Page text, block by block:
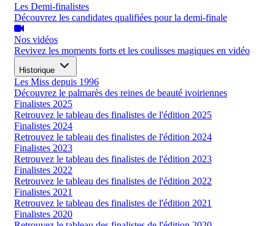
Les Demi-finalistes
Découvrez les candidates qualifiées pour la demi-finale
Nos vidéos
Revivez les moments forts et les coulisses magiques en vidéo
Historique
Les Miss depuis 1996
Découvrez le palmarès des reines de beauté ivoiriennes
Finalistes 2025
Retrouvez le tableau des finalistes de l'édition 2025
Finalistes 2024
Retrouvez le tableau des finalistes de l'édition 2024
Finalistes 2023
Retrouvez le tableau des finalistes de l'édition 2023
Finalistes 2022
Retrouvez le tableau des finalistes de l'édition 2022
Finalistes 2021
Retrouvez le tableau des finalistes de l'édition 2021
Finalistes 2020